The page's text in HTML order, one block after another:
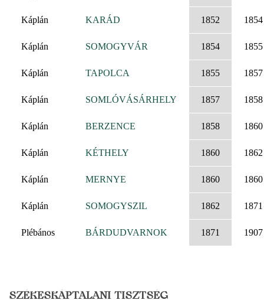
Káplán KARÁD 1852 1854
Káplán SOMOGYVÁR 1854 1855
Káplán TAPOLCA 1855 1857
Káplán SOMLÓVÁSÁRHELY 1857 1858
Káplán BERZENCE 1858 1860
Káplán KÉTHELY 1860 1862
Káplán MERNYE 1860 1860
Káplán SOMOGYSZIL 1862 1871
Plébános BÁRDUDVARNOK 1871 1907
SZÉKESKÁPTALANI TISZTSÉG